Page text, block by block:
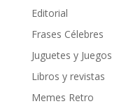
Editorial
Frases Célebres
Juguetes y Juegos
Libros y revistas
Memes Retro